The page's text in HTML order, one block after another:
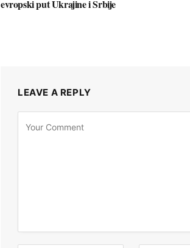
evropski put Ukrajine i Srbije
LEAVE A REPLY